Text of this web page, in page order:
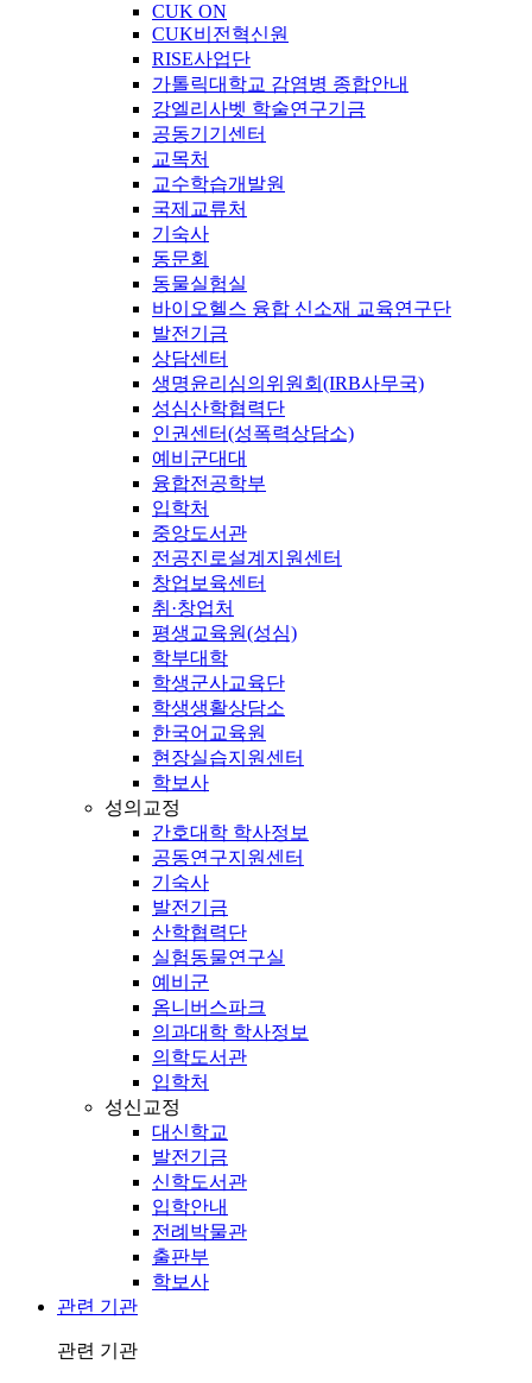
CUK ON
CUK비전혁신원
RISE사업단
가톨릭대학교 감염병 종합안내
강엘리사벳 학술연구기금
공동기기센터
교목처
교수학습개발원
국제교류처
기숙사
동문회
동물실험실
바이오헬스 융합 신소재 교육연구단
발전기금
상담센터
생명윤리심의위원회(IRB사무국)
성심산학협력단
인권센터(성폭력상담소)
예비군대대
융합전공학부
입학처
중앙도서관
전공진로설계지원센터
창업보육센터
취·창업처
평생교육원(성심)
학부대학
학생군사교육단
학생생활상담소
한국어교육원
현장실습지원센터
학보사
성의교정
간호대학 학사정보
공동연구지원센터
기숙사
발전기금
산학협력단
실험동물연구실
예비군
옴니버스파크
의과대학 학사정보
의학도서관
입학처
성신교정
대신학교
발전기금
신학도서관
입학안내
전례박물관
출판부
학보사
관련 기관
관련 기관